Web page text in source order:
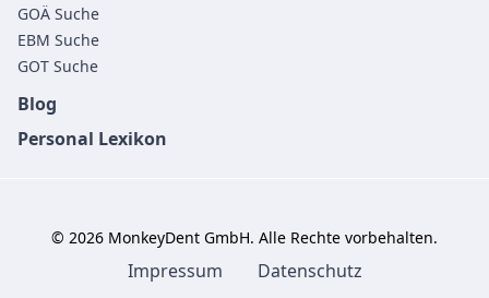
GOÄ Suche
EBM Suche
GOT Suche
Blog
Personal Lexikon
© 2026 MonkeyDent GmbH. Alle Rechte vorbehalten.
Impressum Datenschutz